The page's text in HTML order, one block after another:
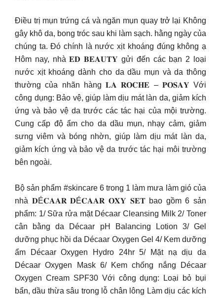
Điều trị mụn trứng cá và ngăn mụn quay trở lại Không
gây khô da, bong tróc sau khi làm sạch. hằng ngày của
chúng ta. Đó chính là nước xịt khoáng đúng không ạ
Hôm nay, nhà 𝐄𝐃 𝐁𝐄𝐀𝐔𝐓𝐘 gửi đến các bạn 2 loại
nước xịt khoáng dành cho da dầu mụn và da thông
thường của nhãn hàng 𝐋𝐀 𝐑𝐎𝐂𝐇𝐄 – 𝐏𝐎𝐒𝐀𝐘 Với
công dụng: Bảo vệ, giúp làm dịu mát làn da, giảm kích
ứng và bảo vệ da trước các tác hại của mội trường.
Cung cấp độ ẩm cho da dầu mụn, nhạy cảm, giảm
sưng viêm và bóng nhờn, giúp làm dịu mát làn da,
giảm kích ứng và bảo vệ da trước tác hại môi trường
bên ngoài.
Bộ sản phẩm #skincare 6 trong 1 làm mưa làm gió của
nhà 𝐃É𝐂𝐀𝐀𝐑 𝐃É𝐂𝐀𝐀𝐑 𝐎𝐗𝐘 𝐒𝐄𝐓 bao gồm 6 sản
phẩm: 1/ Sữa rửa mặt Décaar Cleansing Milk 2/ Toner
cân bằng da Décaar pH Balancing Lotion 3/ Gel
dưỡng phục hồi da Décaar Oxygen Gel 4/ Kem dưỡng
ẩm Décaar Oxygen Hydro 24hr 5/ Mặt nạ dịu da
Décaar Oxygen Mask 6/ Kem chống nắng Décaar
Oxygen Cream SPF30 Với công dụng: Loại bỏ bụi
bẩn, dầu thừa sâu trong lỗ chân lông Làm dịu các kích